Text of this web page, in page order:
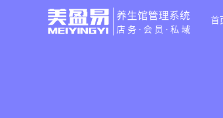
养生馆管理系统
店务·会员·私域
首